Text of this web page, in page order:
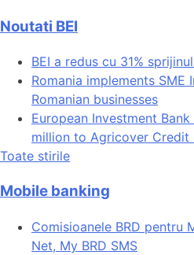
Noutati BEI
BEI a redus cu 31%
Romania implements
Romanian businesses
European Investment
million to Agricover Credit
Toate stirile
Mobile banking
Comisioanele BRD pentru
Net, My BRD SMS